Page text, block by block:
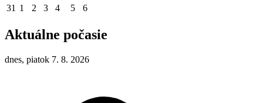
31 1 2 3 4 5 6
Aktuálne počasie
dnes, piatok 7. 8. 2026